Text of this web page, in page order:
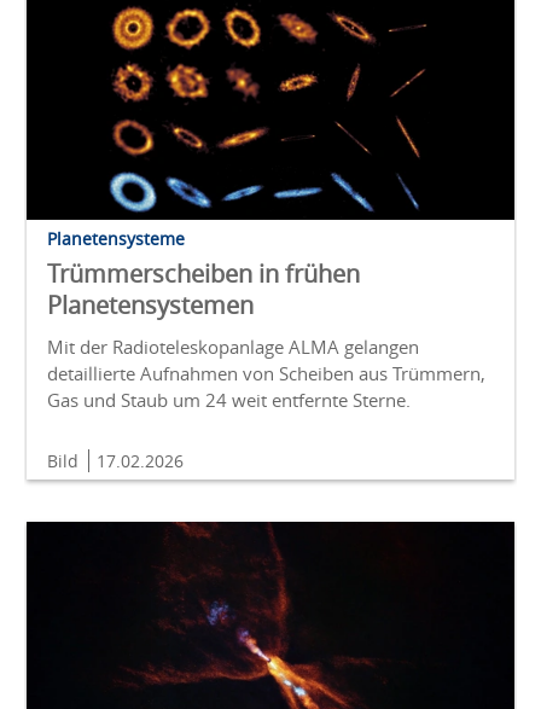
Planetensysteme
Trümmerscheiben in frühen
Planetensystemen
Mit der Radioteleskopanlage ALMA gelangen
detaillierte Aufnahmen von Scheiben aus Trümmern,
Gas und Staub um 24 weit entfernte Sterne.
Bild 17.02.2026